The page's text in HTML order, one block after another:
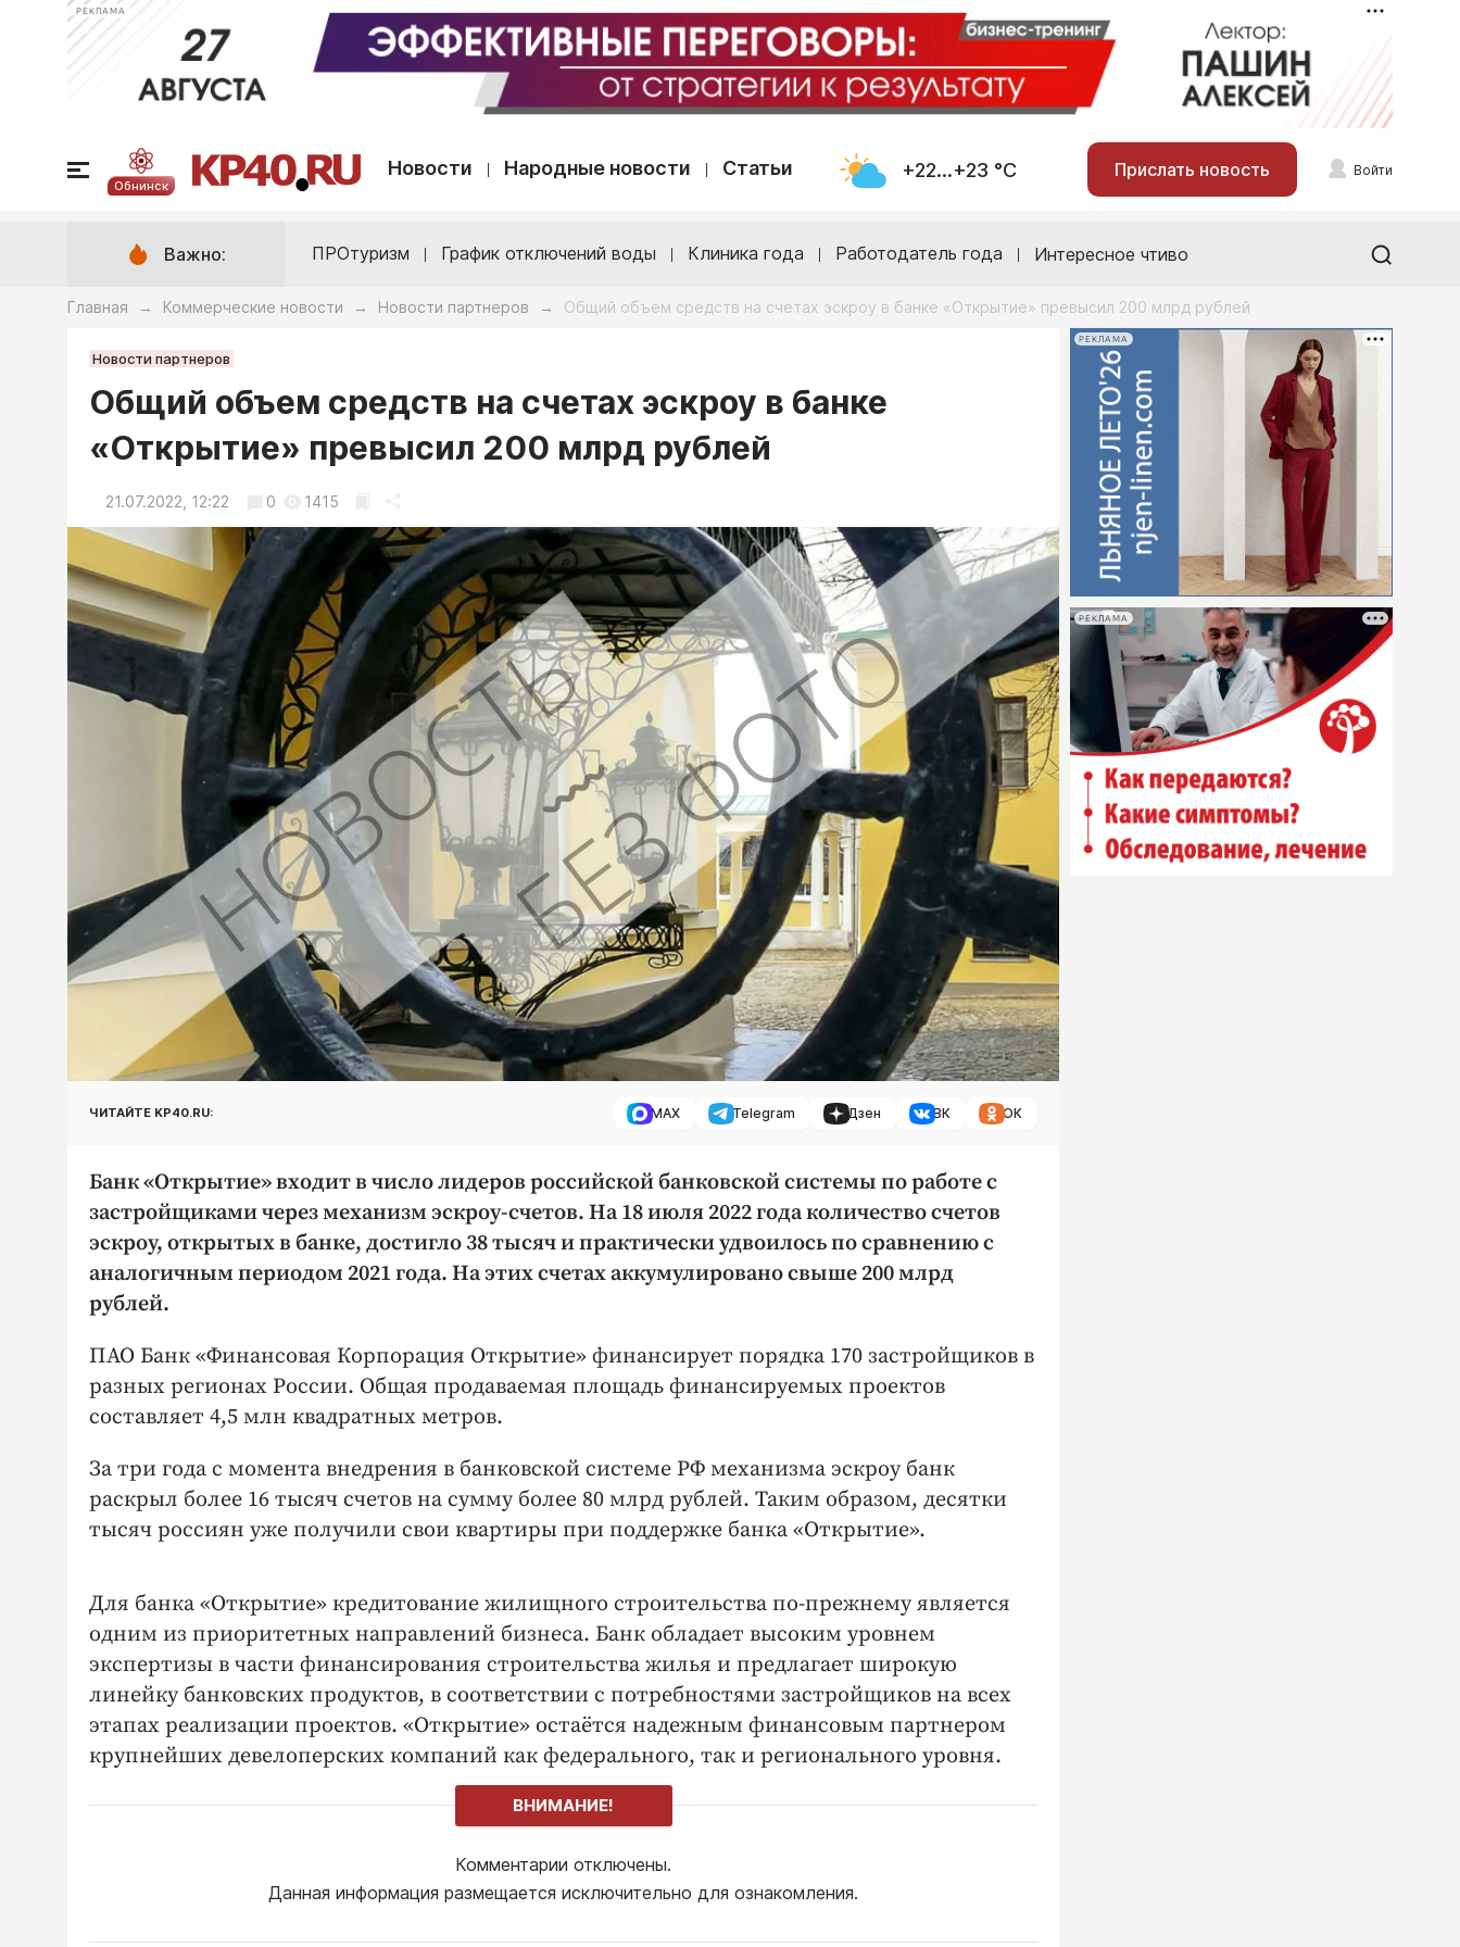
РЕКЛАМА
Обнинск
Новости Народные новости Статьи +22...+23 °С Прислать новость Войти
Важно: ПРОтуризм График отключений воды Клиника года Работодатель года Интересное чтиво
Главная → Коммерческие новости → Новости партнеров → Общий объем средств на счетах эскроу в банке «Открытие» превысил 200 млрд рублей
Новости партнеров
Общий объем средств на счетах эскроу в банке
«Открытие» превысил 200 млрд рублей
21.07.2022, 12:22 0 1415
ЧИТАЙТЕ KP40.RU: MAX Telegram Дзен ВК ОК
Банк «Открытие» входит в число лидеров российской банковской системы по работе с
застройщиками через механизм эскроу-счетов. На 18 июля 2022 года количество счетов
эскроу, открытых в банке, достигло 38 тысяч и практически удвоилось по сравнению с
аналогичным периодом 2021 года. На этих счетах аккумулировано свыше 200 млрд
рублей.
ПАО Банк «Финансовая Корпорация Открытие» финансирует порядка 170 застройщиков в
разных регионах России. Общая продаваемая площадь финансируемых проектов
составляет 4,5 млн квадратных метров.
За три года с момента внедрения в банковской системе РФ механизма эскроу банк
раскрыл более 16 тысяч счетов на сумму более 80 млрд рублей. Таким образом, десятки
тысяч россиян уже получили свои квартиры при поддержке банка «Открытие».
Для банка «Открытие» кредитование жилищного строительства по-прежнему является
одним из приоритетных направлений бизнеса. Банк обладает высоким уровнем
экспертизы в части финансирования строительства жилья и предлагает широкую
линейку банковских продуктов, в соответствии с потребностями застройщиков на всех
этапах реализации проектов. «Открытие» остаётся надежным финансовым партнером
крупнейших девелоперских компаний как федерального, так и регионального уровня.
ВНИМАНИЕ!
Комментарии отключены.
Данная информация размещается исключительно для ознакомления.
РЕКЛАМА
РЕКЛАМА